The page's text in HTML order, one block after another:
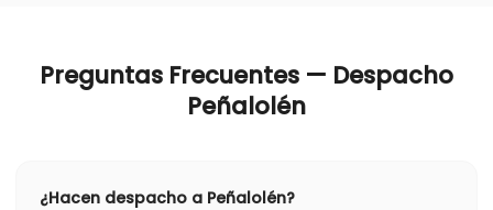
Preguntas Frecuentes — Despacho
Peñalolén
¿Hacen despacho a Peñalolén?